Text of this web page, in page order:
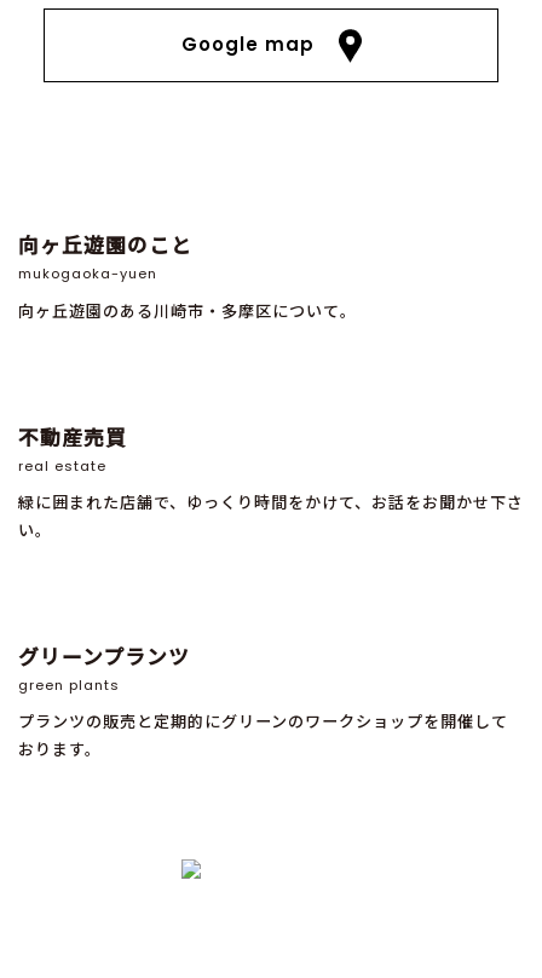
Google map
向ヶ丘遊園のこと
mukogaoka-yuen
向ヶ丘遊園のある川崎市・多摩区について。
不動産売買
real estate
緑に囲まれた店舗で、ゆっくり時間をかけて、お話をお聞かせ下さ
い。
グリーンプランツ
green plants
プランツの販売と定期的にグリーンのワークショップを開催して
おります。